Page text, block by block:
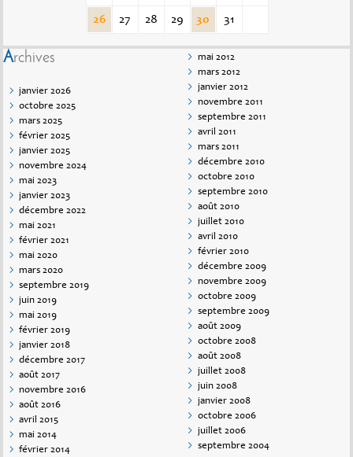
26 27 28 29 30 31
Archives
janvier 2026
octobre 2025
mars 2025
février 2025
janvier 2025
novembre 2024
mai 2023
janvier 2023
décembre 2022
mai 2021
février 2021
mai 2020
mars 2020
septembre 2019
juin 2019
mai 2019
février 2019
janvier 2018
décembre 2017
août 2017
novembre 2016
août 2016
avril 2015
mai 2014
février 2014
mai 2012
mars 2012
janvier 2012
novembre 2011
septembre 2011
avril 2011
mars 2011
décembre 2010
octobre 2010
septembre 2010
août 2010
juillet 2010
avril 2010
février 2010
décembre 2009
novembre 2009
octobre 2009
septembre 2009
août 2009
octobre 2008
août 2008
juillet 2008
juin 2008
janvier 2008
octobre 2006
juillet 2006
septembre 2004